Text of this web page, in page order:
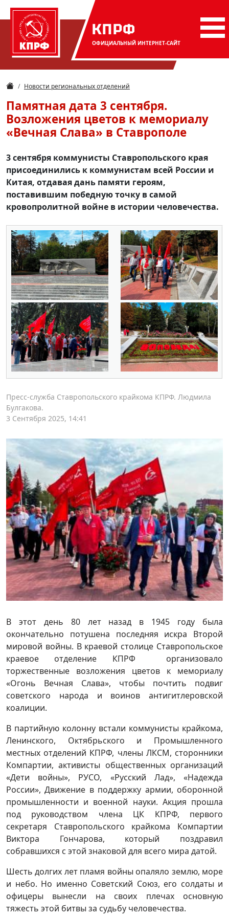
КПРФ
ОФИЦИАЛЬНЫЙ ИНТЕРНЕТ-САЙТ
Новости региональных отделений
Памятная дата 3 сентября.
Возложения цветов к мемориалу
«Вечная Слава» в Ставрополе
3 сентября коммунисты Ставропольского края
присоединились к коммунистам всей России и
Китая, отдавая дань памяти героям,
поставившим победную точку в самой
кровопролитной войне в истории человечества.
Пресс-служба Ставропольского крайкома КПРФ. Людмила
Булгакова.
3 Сентября 2025, 14:41
В этот день 80 лет назад в 1945 году была
окончательно потушена последняя искра Второй
мировой войны. В краевой столице Ставропольское
краевое отделение КПРФ организовало
торжественные возложения цветов к мемориалу
«Огонь Вечная Слава», чтобы почтить подвиг
советского народа и воинов антигитлеровской
коалиции.
В партийную колонну встали коммунисты крайкома,
Ленинского, Октябрьского и Промышленного
местных отделений КПРФ, члены ЛКСМ, сторонники
Компартии, активисты общественных организаций
«Дети войны», РУСО, «Русский Лад», «Надежда
России», Движение в поддержку армии, оборонной
промышленности и военной науки. Акция прошла
под руководством члена ЦК КПРФ, первого
секретаря Ставропольского крайкома Компартии
Виктора Гончарова, который поздравил
собравшихся с этой знаковой для всего мира датой.
Шесть долгих лет пламя войны опаляло землю, море
и небо. Но именно Советский Союз, его солдаты и
офицеры вынесли на своих плечах основную
тяжесть этой битвы за судьбу человечества.